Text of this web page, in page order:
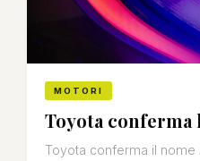
MOTORI
Toyota conferma
Toyota conferma il nome